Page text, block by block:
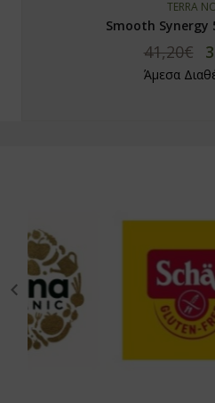
TERRA
Smooth Synergy
41,20€
Άμεσα